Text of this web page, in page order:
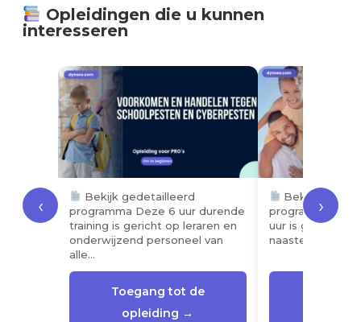
Opleidingen die u kunnen
interesseren
‹
Bekijk gedetailleerd
programma Deze 6 uur durende
training is gericht op leraren en
onderwijzend personeel van
alle…
Toegang tot de
opleiding →
Bekijk
programma
uur is gericht op
naasten van
›